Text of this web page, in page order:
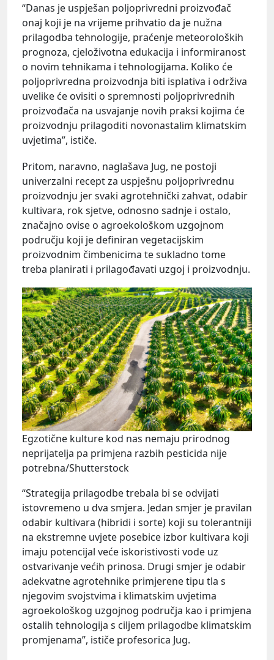
“Danas je uspješan poljoprivredni proizvođač
onaj koji je na vrijeme prihvatio da je nužna
prilagodba tehnologije, praćenje meteoroloških
prognoza, cjeloživotna edukacija i informiranost
o novim tehnikama i tehnologijama. Koliko će
poljoprivredna proizvodnja biti isplativa i održiva
uvelike će ovisiti o spremnosti poljoprivrednih
proizvođača na usvajanje novih praksi kojima će
proizvodnju prilagoditi novonastalim klimatskim
uvjetima”, ističe.
Pritom, naravno, naglašava Jug, ne postoji
univerzalni recept za uspješnu poljoprivrednu
proizvodnju jer svaki agrotehnički zahvat, odabir
kultivara, rok sjetve, odnosno sadnje i ostalo,
značajno ovise o agroekološkom uzgojnom
području koji je definiran vegetacijskim
proizvodnim čimbenicima te sukladno tome
treba planirati i prilagođavati uzgoj i proizvodnju.
Egzotične kulture kod nas nemaju prirodnog
neprijatelja pa primjena razbih pesticida nije
potrebna/Shutterstock
“Strategija prilagodbe trebala bi se odvijati
istovremeno u dva smjera. Jedan smjer je pravilan
odabir kultivara (hibridi i sorte) koji su tolerantniji
na ekstremne uvjete posebice izbor kultivara koji
imaju potencijal veće iskoristivosti vode uz
ostvarivanje većih prinosa. Drugi smjer je odabir
adekvatne agrotehnike primjerene tipu tla s
njegovim svojstvima i klimatskim uvjetima
agroekološkog uzgojnog područja kao i primjena
ostalih tehnologija s ciljem prilagodbe klimatskim
promjenama”, ističe profesorica Jug.